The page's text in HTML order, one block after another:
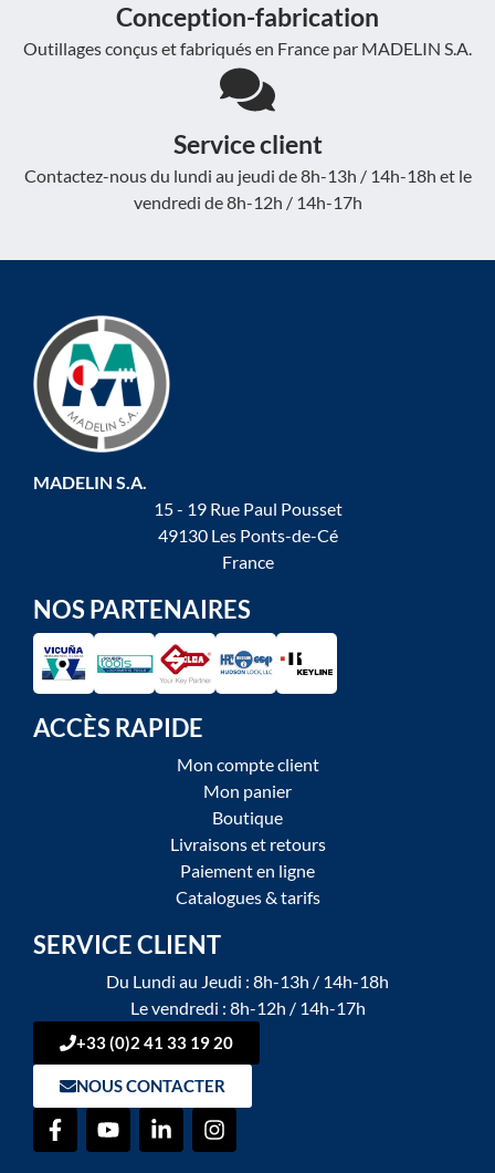
Conception-fabrication
Outillages conçus et fabriqués en France par MADELIN S.A.
Service client
Contactez-nous du lundi au jeudi de 8h-13h / 14h-18h et le
vendredi de 8h-12h / 14h-17h
MADELIN S.A.
15 - 19 Rue Paul Pousset
49130 Les Ponts-de-Cé
France
NOS PARTENAIRES
ACCÈS RAPIDE
Mon compte client
Mon panier
Boutique
Livraisons et retours
Paiement en ligne
Catalogues & tarifs
SERVICE CLIENT
Du Lundi au Jeudi : 8h-13h / 14h-18h
Le vendredi : 8h-12h / 14h-17h
+33 (0)2 41 33 19 20
NOUS CONTACTER